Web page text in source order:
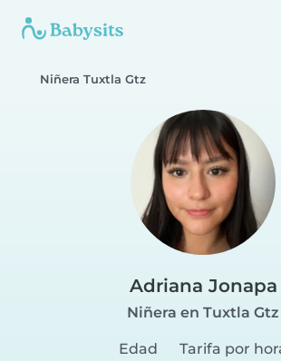
Niñera Tuxtla Gtz
Adriana Jonapa
Niñera en Tuxtla Gtz
Edad
Tarifa por